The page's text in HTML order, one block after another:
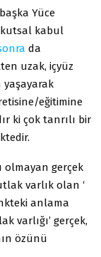
Yüce
kutsal kabul
da
uzak, içyüz
yaşayarak
eğitimine
ki çok tanrılı bir
olmayan gerçek
varlık olan ‘
anlama
varlığı’ gerçek,
özünü